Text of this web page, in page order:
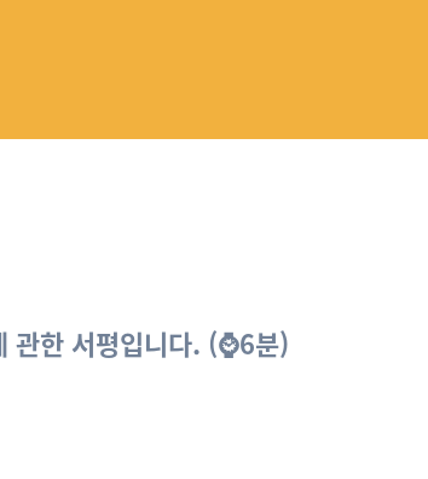
한 서평입니다. (⌚6분)